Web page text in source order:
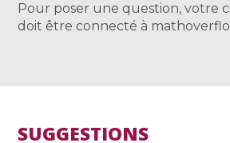
Pour poser une question, votre
doit être connecté à
SUGGESTIONS